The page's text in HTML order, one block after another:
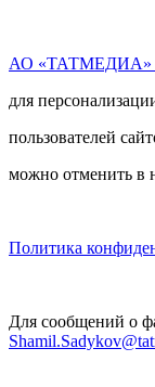
АО «ТАТМЕДИА»
для
пользователей
можно отменить в
Политика
Для сообщений о